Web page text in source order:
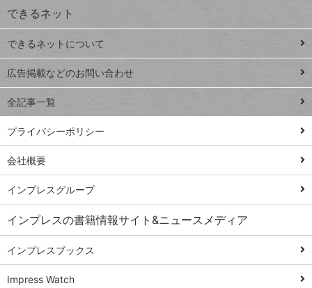
close
閉じ
る
連載
Excel Q&A
トイアンナ流仕
事術
PowerAutomate
ではじめる業務
の完全自動化
AI議事録作成術
Windows 11
Q&A
Teams踏み込み
活用術
Excel講師の仕事
術
できるネット
できるネットについて
広告掲載などのお問い合わせ
全記事一覧
プライバシーポリシー
会社概要
インプレスグループ
インプレスの書籍情報サイト&ニュースメディア
インプレスブックス
Impress Watch